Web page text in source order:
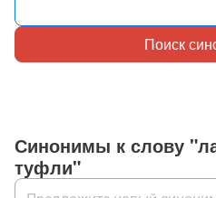
Поиск
Синонимы к слову
туфли"